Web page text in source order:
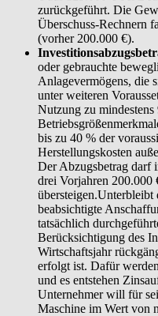
zurückgeführt. Die
Überschuss-Rechnern
(vorher 200.000 €).
oder gebrauchte
Anlagevermögens, die
unter weiteren
Nutzung zu
bis zu 40 % der
Herstellungskosten
Der Abzugsbetrag darf
drei Vorjahren 200.000
beabsichtigte
tatsächlich
Berücksichtigung des
Wirtschaftsjahr
erfolgt ist. Dafür
und es entstehen
Unternehmer will für
Maschine im Wert von